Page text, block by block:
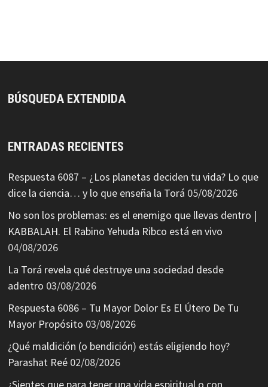
BÚSQUEDA EXTENDIDA
ENTRADAS RECIENTES
Respuesta 6087 – ¿Los planetas deciden tu vida? Lo que
dice la ciencia… y lo que enseña la Torá 05/08/2026
No son los problemas: es el enemigo que llevas dentro |
KABBALAH. El Rabino Yehuda Ribco está en vivo
04/08/2026
La Torá revela qué destruye una sociedad desde
adentro 03/08/2026
Respuesta 6086 – Tu Mayor Dolor Es El Útero De Tu
Mayor Propósito 03/08/2026
¿Qué maldición (o bendición) estás eligiendo hoy?
Parashat Reé 02/08/2026